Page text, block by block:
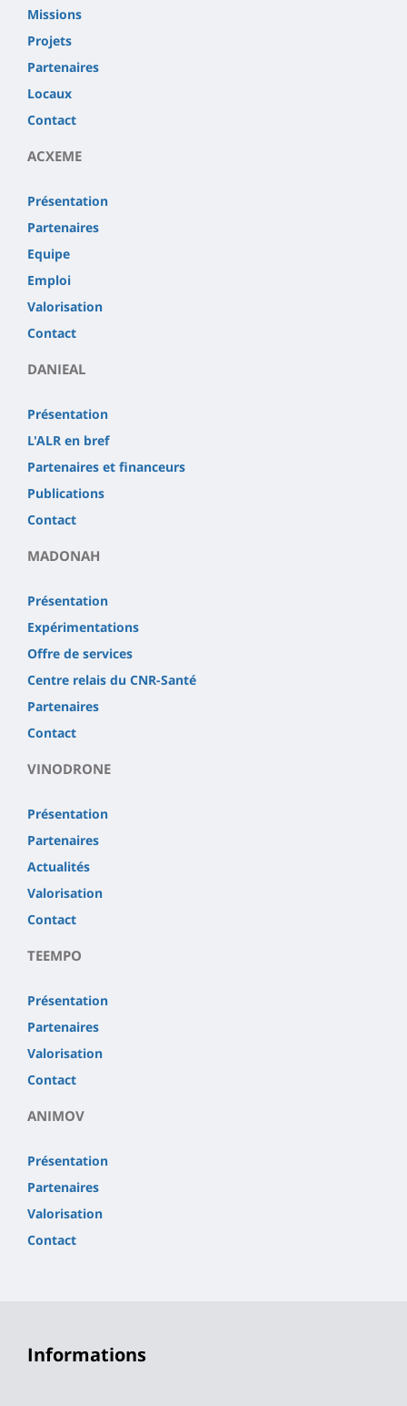
Missions
Projets
Partenaires
Locaux
Contact
ACXEME
Présentation
Partenaires
Equipe
Emploi
Valorisation
Contact
DANIEAL
Présentation
L'ALR en bref
Partenaires et financeurs
Publications
Contact
MADONAH
Présentation
Expérimentations
Offre de services
Centre relais du CNR-Santé
Partenaires
Contact
VINODRONE
Présentation
Partenaires
Actualités
Valorisation
Contact
TEEMPO
Présentation
Partenaires
Valorisation
Contact
ANIMOV
Présentation
Partenaires
Valorisation
Contact
Informations